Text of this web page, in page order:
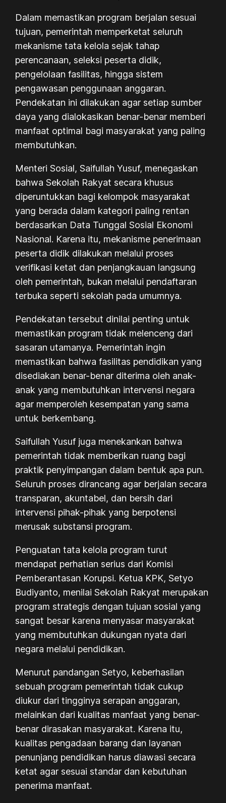
Dalam memastikan program berjalan sesuai
tujuan, pemerintah memperketat seluruh
mekanisme tata kelola sejak tahap
perencanaan, seleksi peserta didik,
pengelolaan fasilitas, hingga sistem
pengawasan penggunaan anggaran.
Pendekatan ini dilakukan agar setiap sumber
daya yang dialokasikan benar-benar memberi
manfaat optimal bagi masyarakat yang paling
membutuhkan.
Menteri Sosial, Saifullah Yusuf, menegaskan
bahwa Sekolah Rakyat secara khusus
diperuntukkan bagi kelompok masyarakat
yang berada dalam kategori paling rentan
berdasarkan Data Tunggal Sosial Ekonomi
Nasional. Karena itu, mekanisme penerimaan
peserta didik dilakukan melalui proses
verifikasi ketat dan penjangkauan langsung
oleh pemerintah, bukan melalui pendaftaran
terbuka seperti sekolah pada umumnya.
Pendekatan tersebut dinilai penting untuk
memastikan program tidak melenceng dari
sasaran utamanya. Pemerintah ingin
memastikan bahwa fasilitas pendidikan yang
disediakan benar-benar diterima oleh anak-
anak yang membutuhkan intervensi negara
agar memperoleh kesempatan yang sama
untuk berkembang.
Saifullah Yusuf juga menekankan bahwa
pemerintah tidak memberikan ruang bagi
praktik penyimpangan dalam bentuk apa pun.
Seluruh proses dirancang agar berjalan secara
transparan, akuntabel, dan bersih dari
intervensi pihak-pihak yang berpotensi
merusak substansi program.
Penguatan tata kelola program turut
mendapat perhatian serius dari Komisi
Pemberantasan Korupsi. Ketua KPK, Setyo
Budiyanto, menilai Sekolah Rakyat merupakan
program strategis dengan tujuan sosial yang
sangat besar karena menyasar masyarakat
yang membutuhkan dukungan nyata dari
negara melalui pendidikan.
Menurut pandangan Setyo, keberhasilan
sebuah program pemerintah tidak cukup
diukur dari tingginya serapan anggaran,
melainkan dari kualitas manfaat yang benar-
benar dirasakan masyarakat. Karena itu,
kualitas pengadaan barang dan layanan
penunjang pendidikan harus diawasi secara
ketat agar sesuai standar dan kebutuhan
penerima manfaat.